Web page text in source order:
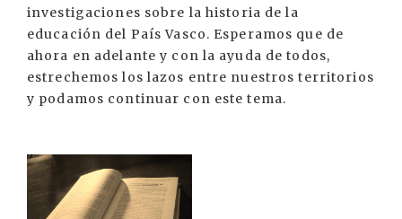
investigaciones sobre la historia de la
educación del País Vasco. Esperamos que de
ahora en adelante y con la ayuda de todos,
estrechemos los lazos entre nuestros territorios
y podamos continuar con este tema.